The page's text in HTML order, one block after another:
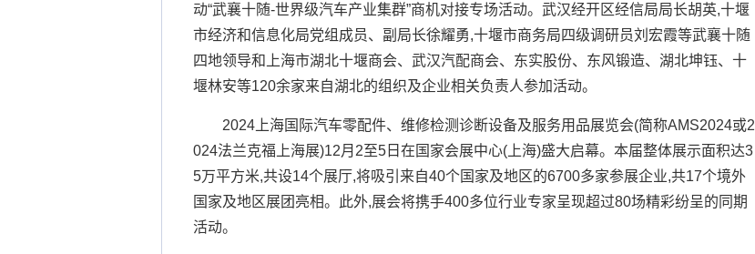
动“武襄十随-世界级汽车产业集群”商机对接专场活动。武汉经开区经信局局长胡英,十堰
市经济和信息化局党组成员、副局长徐耀勇,十堰市商务局四级调研员刘宏霞等武襄十随
四地领导和上海市湖北十堰商会、武汉汽配商会、东实股份、东风锻造、湖北坤钰、十
堰林安等120余家来自湖北的组织及企业相关负责人参加活动。
2024上海国际汽车零配件、维修检测诊断设备及服务用品展览会(简称AMS2024或2
024法兰克福上海展)12月2至5日在国家会展中心(上海)盛大启幕。本届整体展示面积达3
5万平方米,共设14个展厅,将吸引来自40个国家及地区的6700多家参展企业,共17个境外
国家及地区展团亮相。此外,展会将携手400多位行业专家呈现超过80场精彩纷呈的同期
活动。